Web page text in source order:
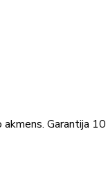
Garantija 10